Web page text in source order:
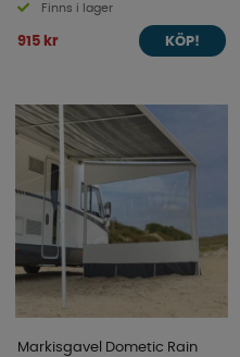
Finns i lager
915 kr KÖP!
Markisgavel Dometic Rain